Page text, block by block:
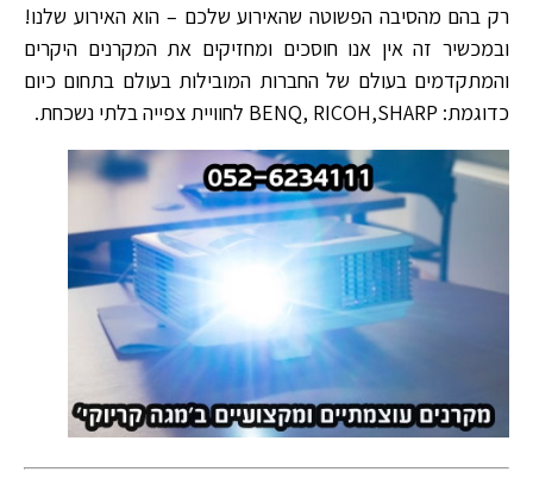
רק בהם מהסיבה הפשוטה שהאירוע שלכם – הוא האירוע שלנו!
ובמכשיר זה אין אנו חוסכים ומחזיקים את המקרנים היקרים
והמתקדמים בעולם של החברות המובילות בעולם בתחום כיום
כדוגמת: BENQ, RICOH,SHARP לחוויית צפייה בלתי נשכחת.